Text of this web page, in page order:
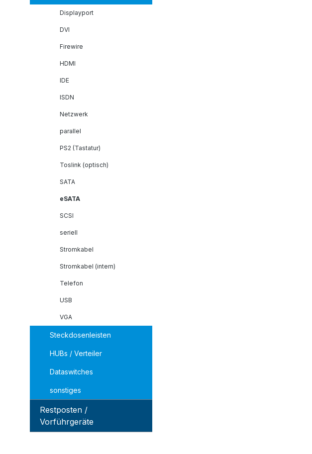
Displayport
DVI
Firewire
HDMI
IDE
ISDN
Netzwerk
parallel
PS2 (Tastatur)
Toslink (optisch)
SATA
eSATA
SCSI
seriell
Stromkabel
Stromkabel (intern)
Telefon
USB
VGA
Steckdosenleisten
HUBs / Verteiler
Dataswitches
sonstiges
Restposten /
Vorführgeräte